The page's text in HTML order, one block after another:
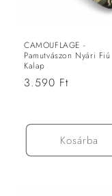
CAMOUFLAGE -
Pamutvászon Nyári Fiú
Kalap
Normál
3.590 Ft
Kosárba